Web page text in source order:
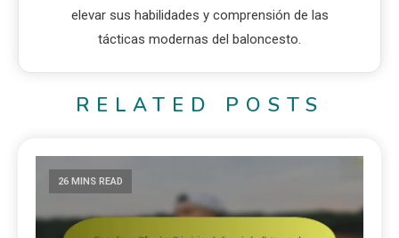
elevar sus habilidades y comprensión de las
tácticas modernas del baloncesto.
RELATED POSTS
26 MINS READ